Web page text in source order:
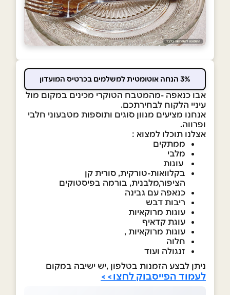
3% הנחה אוטומטית למשלמים בכרטיס המועדון
אבו כנאפה -מהמטבח הטוקרי מכינים במקום מול
עיניי הלקוח לבחירתכם.
אנחנו מציעים מגוון סוגים ותוספות מטבעוני חלבי
ופרווה.
אצלנו תוכלו למצוא :
ממתקים
מלבי
עוגות
בקלוואות-טורקית, סורית קן
הציפור,מלבנית, בורמה בפיסטוקים
כנאפה עם גבינה
ריבות דבש
עוגות מרוקאיות
עוגת קדאיף
עוגות מרוקאיות ,
חלוה
זנגולה ועוד
ניתן לבצע הזמנות בטלפון ,יש ישיבה במקום
לעמוד הפייסבוק לחצו>>